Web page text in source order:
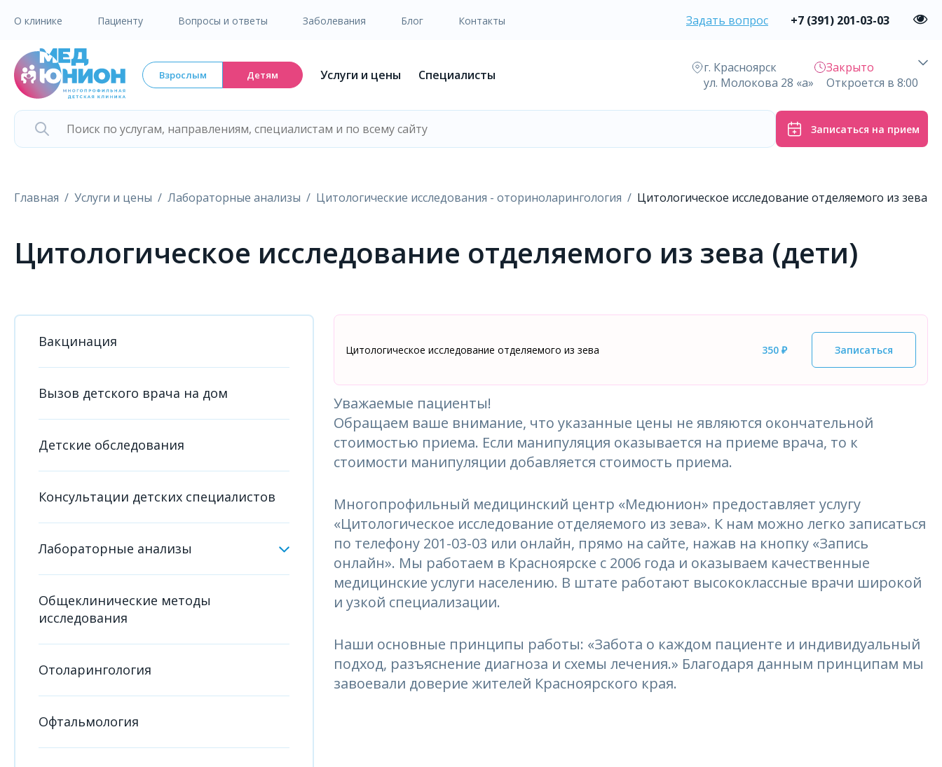
О клинике Пациенту Вопросы и ответы Заболевания Блог Контакты Задать вопрос +7 (391) 201-03-03
Взрослым Детям Услуги и цены Специалисты
г. Красноярск
ул. Молокова 28 «а»
Закрыто
Откроется в 8:00
Записаться на прием
Главная Услуги и цены Лабораторные анализы Цитологические исследования - оториноларингология Цитологическое исследование отделяемого из зева
Цитологическое исследование отделяемого из зева (дети)
Вакцинация
Вызов детского врача на дом
Детские обследования
Консультации детских специалистов
Лабораторные анализы
Общеклинические методы
исследования
Отоларингология
Офтальмология
Цитологическое исследование отделяемого из зева 350 ₽ Записаться
Уважаемые пациенты!
Обращаем ваше внимание, что указанные цены не являются окончательной
стоимостью приема. Если манипуляция оказывается на приеме врача, то к
стоимости манипуляции добавляется стоимость приема.
Многопрофильный медицинский центр «Медюнион» предоставляет услугу
«Цитологическое исследование отделяемого из зева». К нам можно легко записаться
по телефону 201-03-03 или онлайн, прямо на сайте, нажав на кнопку «Запись
онлайн». Мы работаем в Красноярске с 2006 года и оказываем качественные
медицинские услуги населению. В штате работают высококлассные врачи широкой
и узкой специализации.
Наши основные принципы работы: «Забота о каждом пациенте и индивидуальный
подход, разъяснение диагноза и схемы лечения.» Благодаря данным принципам мы
завоевали доверие жителей Красноярского края.